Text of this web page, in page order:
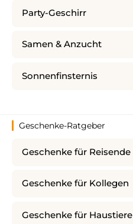
Party-Geschirr
Samen & Anzucht
Sonnenfinsternis
Geschenke-Ratgeber
Geschenke für Reisende
Geschenke für Kollegen
Geschenke für Haustiere